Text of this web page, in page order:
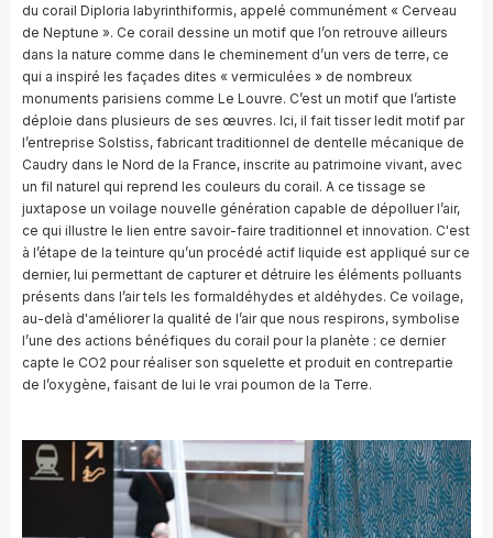
du corail Diploria labyrinthiformis, appelé communément « Cerveau
de Neptune ». Ce corail dessine un motif que l’on retrouve ailleurs
dans la nature comme dans le cheminement d’un vers de terre, ce
qui a inspiré les façades dites « vermiculées » de nombreux
monuments parisiens comme Le Louvre. C’est un motif que l’artiste
déploie dans plusieurs de ses œuvres. Ici, il fait tisser ledit motif par
l’entreprise Solstiss, fabricant traditionnel de dentelle mécanique de
Caudry dans le Nord de la France, inscrite au patrimoine vivant, avec
un fil naturel qui reprend les couleurs du corail. A ce tissage se
juxtapose un voilage nouvelle génération capable de dépolluer l’air,
ce qui illustre le lien entre savoir-faire traditionnel et innovation. C'est
à l’étape de la teinture qu’un procédé actif liquide est appliqué sur ce
dernier, lui permettant de capturer et détruire les éléments polluants
présents dans l’air tels les formaldéhydes et aldéhydes. Ce voilage,
au-delà d'améliorer la qualité de l’air que nous respirons, symbolise
l’une des actions bénéfiques du corail pour la planète : ce dernier
capte le CO2 pour réaliser son squelette et produit en contrepartie
de l’oxygène, faisant de lui le vrai poumon de la Terre.